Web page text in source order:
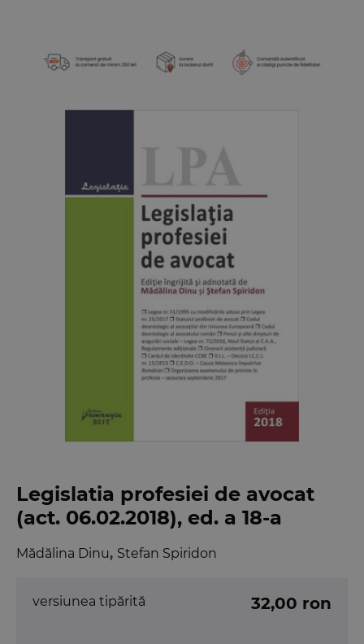
Legislatia profesiei de avocat
(act. 06.02.2018), ed. a 18-a
Mădălina Dinu, Stefan Spiridon
versiunea tipărită 32,00 ron